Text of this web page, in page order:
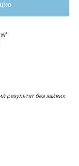
результат без зайвих